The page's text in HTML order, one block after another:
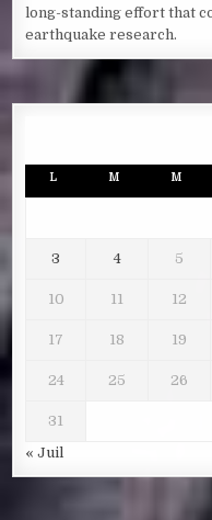
long-standing effort that
earthquake research.
L M M
3 4 5
10 11 12
17 18 19
24 25 26
31
« Juil